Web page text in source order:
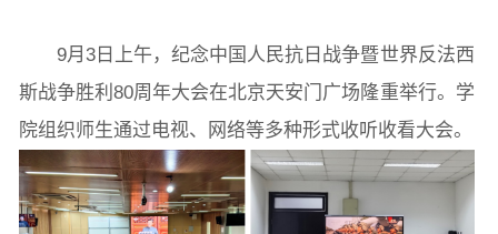
院长致词 学院简介 现任领导 各系介绍
院党委 院行政 教授委员会
9月3日上午，纪念中国人民抗日战争暨世界反法西
斯战争胜利80周年大会在北京天安门广场隆重举行。学
院组织师生通过电视、网络等多种形式收听收看大会。